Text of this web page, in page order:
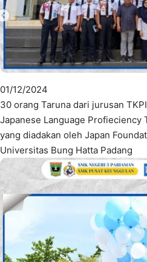
01/12/2024
30 orang Taruna dari jurusan
Japanese Language Profieciency
yang diadakan oleh Japan
Universitas Bung Hatta Padang